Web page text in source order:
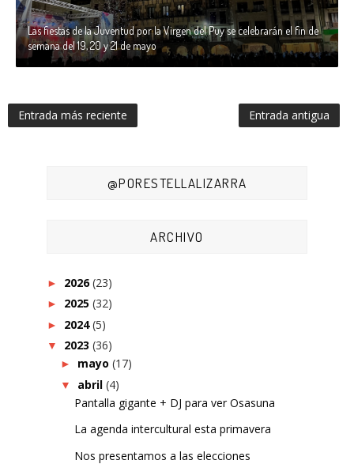
Las fiestas de la Juventud por la Virgen del Puy se celebrarán el fin de
semana del 19, 20 y 21 de mayo
Entrada más reciente Entrada antigua
@PORESTELLALIZARRA
ARCHIVO
► 2026(23)
► 2025 (32)
► 2024(5)
▼ 2023 (36)
► mayo (17)
▼ abril (4)
Pantalla gigante + DJ para ver Osasuna
La agenda intercultural esta primavera
Nos presentamos a las elecciones